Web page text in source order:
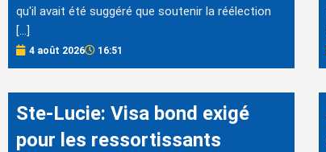
qu'il avait été suggéré que soutenir la réélection
[…]
4 août 2026 16:51
Ste-Lucie: Visa bond exigé
pour les ressortissants